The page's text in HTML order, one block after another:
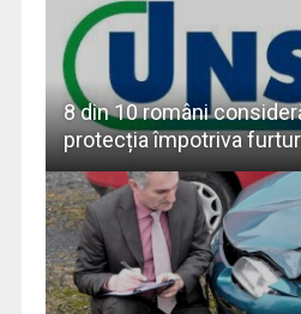
8 din 10 români
protecția împotriva